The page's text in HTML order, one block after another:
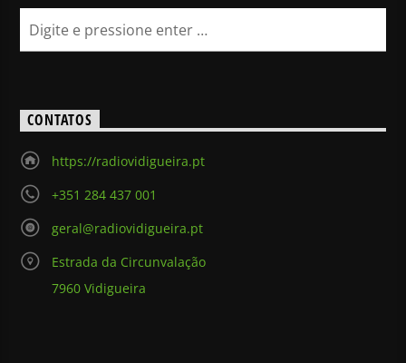
CONTATOS
https://radiovidigueira.pt
+351 284 437 001
geral@radiovidigueira.pt
Estrada da Circunvalação
7960 Vidigueira